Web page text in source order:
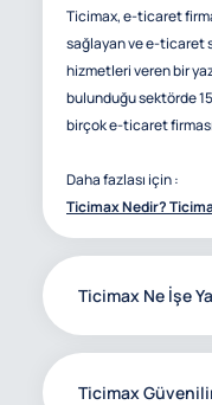
Ticimax, e-ticaret
sağlayan ve e-ticaret
hizmetleri veren bir
bulunduğu sektörde
birçok e-ticaret
Daha fazlası için :
Ticimax Nedir?
Ticimax Ne İşe
Ticimax